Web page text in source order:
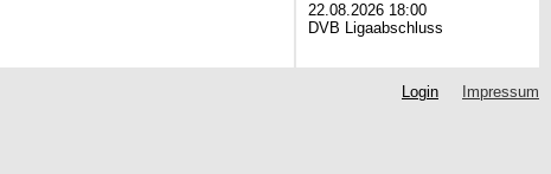
22.08.2026 18:00
DVB Ligaabschluss
Login Impressum